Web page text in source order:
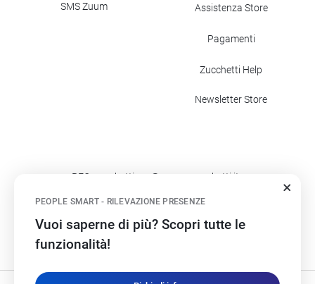
PEOPLE SMART - RILEVAZIONE PRESENZE
Vuoi saperne di più? Scopri tutte le
funzionalità!
SMS Zuum Assistenza Store
Pagamenti
Zucchetti Help
Newsletter Store
Zucchetti s.p.a. - C.F./P.IVA 05006900962 - Tutti i
PEC: zucchettispa@gruppozucchetti.it
Codice fatturazione elettronica: SUBM70N